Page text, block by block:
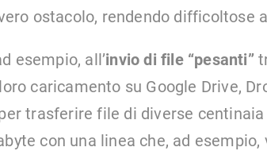
ostacolo, rendendo difficoltose
esempio, all’invio di file “pesanti”
caricamento su Google Drive,
trasferire file di diverse
con una linea che, ad